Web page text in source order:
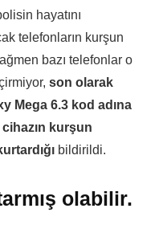
hayatını
telefonların kurşun
bazı telefonlar o
son olarak
Mega 6.3 kod adına
kurşun
bildirildi.
olabilir.